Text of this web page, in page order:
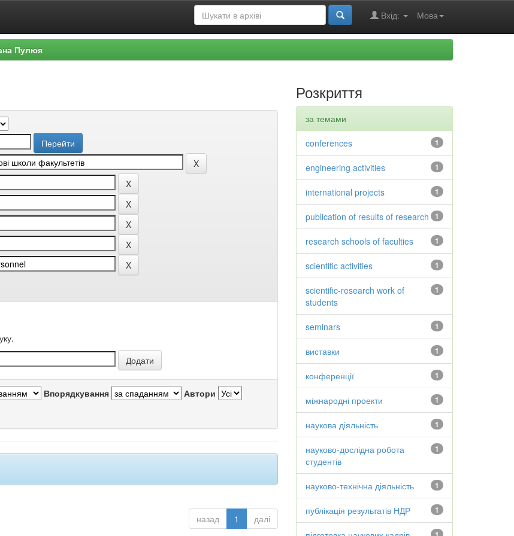
Мова
Вхід:
Пулюя
Впорядкування Автори
назад 1 далі
Розкриття
за темами
1
conferences
1
engineering activities
1
international projects
1
publication of results of research
1
research schools of faculties
1
scientific activities
1
scientific-research work of
students
1
seminars
1
виставки
1
конференції
1
міжнародні проекти
1
наукова діяльність
1
науково-дослідна робота
студентів
1
науково-технічна діяльність
1
публікація результатів НДР